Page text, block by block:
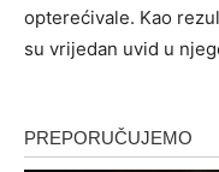
opterećivale. Kao
su vrijedan uvid u